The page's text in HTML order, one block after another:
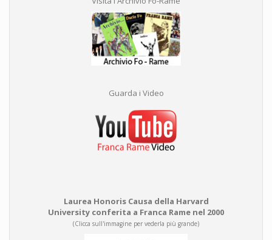
Guarda i Video
Laurea Honoris Causa della Harvard
University conferita a Franca Rame nel 2000
(Clicca sull'immagine per vederla più grande)